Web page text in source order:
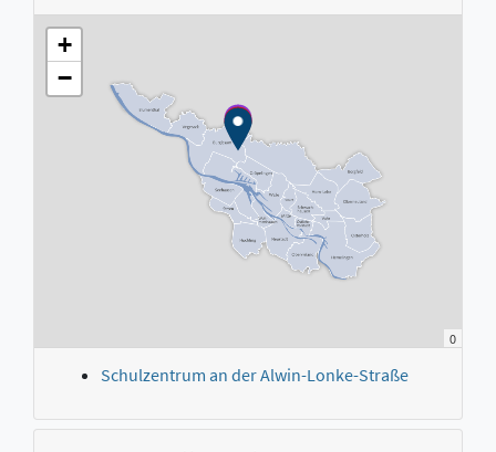
+
−
0
Schulzentrum an der Alwin-Lonke-Straße